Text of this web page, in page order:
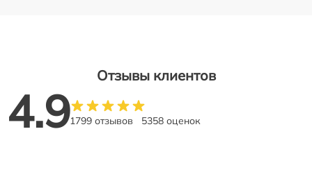
Отзывы клиентов
4.91799 отзывов 5358 оценок